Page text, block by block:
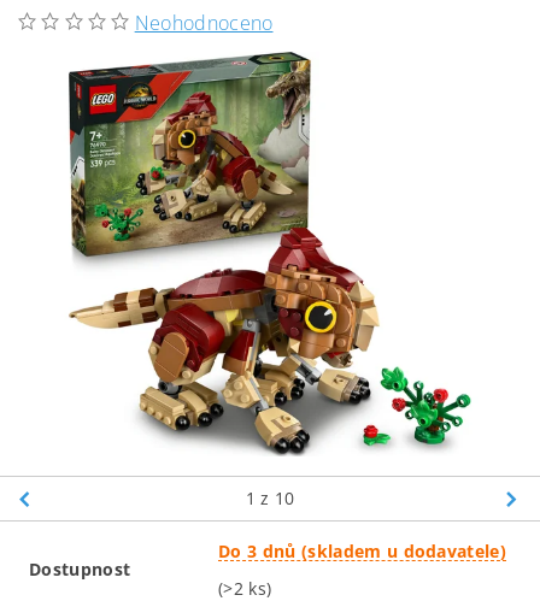
Neohodnoceno
1 z 10
Dostupnost
Do 3 dnů (skladem u dodavatele)
(>2 ks)